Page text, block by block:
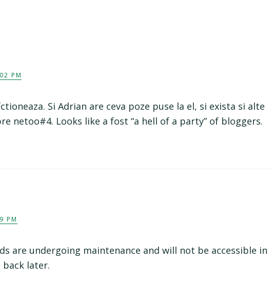
PM
Si Adrian are ceva poze puse la el, si exista si alte
netoo#4. Looks like a fost “a hell of a party” of bloggers.
PM
are undergoing maintenance and will not be accessible in
back later.